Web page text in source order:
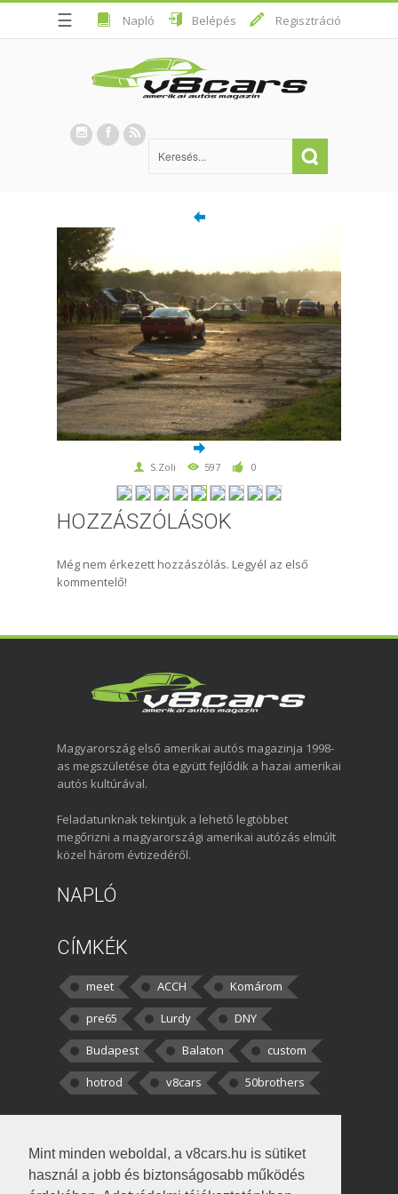
Mint minden weboldal, a v8cars.hu is sütiket
használ a jobb és biztonságosabb működés
☰ Napló Belépés Regisztráció
S.Zoli 597 0
HOZZÁSZÓLÁSOK
Még nem érkezett hozzászólás. Legyél az első
kommentelő!
Magyarország első amerikai autós magazinja 1998-
as megszületése óta együtt fejlődik a hazai amerikai
autós kultúrával.
Feladatunknak tekintjük a lehető legtöbbet
megőrizni a magyarországi amerikai autózás elmúlt
közel három évtizedéről.
NAPLÓ
CÍMKÉK
meet ACCH
Komárom
pre65
Lurdy
DNY
Budapest
Balaton
custom
hotrod
v8cars 50brothers
kortisz:Elszúrtam! Én csak két
darabbaal számoltam. Nem tudtam, hogy fél autót,